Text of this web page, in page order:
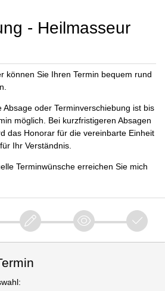
- Heilmasseur
können Sie Ihren Termin bequem rund
Absage oder Terminverschiebung ist bis
möglich. Bei kurzfristigeren Absagen
das Honorar für die vereinbarte Einheit
Ihr Verständnis.
Terminwünsche erreichen Sie mich